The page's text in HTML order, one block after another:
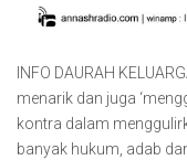
INFO DAURAH
menarik dan juga
kontra dalam
banyak hukum, adab